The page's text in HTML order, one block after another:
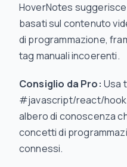
HoverNotes
basati sul contenuto
di programmazione,
tag manuali incoerenti.
Consiglio da Pro: Usa
#javascript/react/
albero di conoscenza
concetti di
connessi.